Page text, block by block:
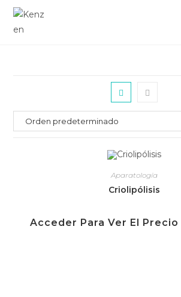
Aparatología
Criolipólisis
Acceder Para Ver El Precio